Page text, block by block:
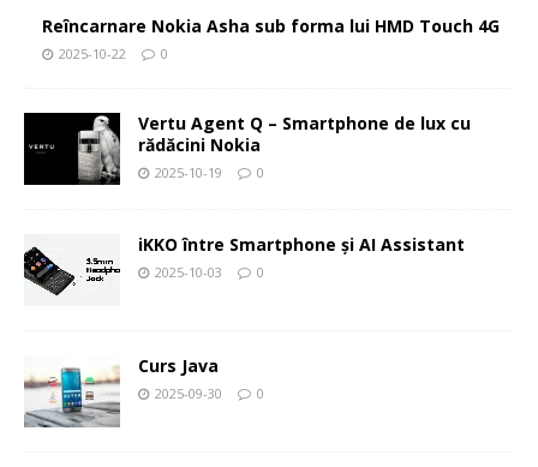
Reîncarnare Nokia Asha sub forma lui HMD Touch 4G
2025-10-22 0
Vertu Agent Q – Smartphone de lux cu
rădăcini Nokia
2025-10-19 0
iKKO între Smartphone și AI Assistant
2025-10-03 0
Curs Java
2025-09-30 0